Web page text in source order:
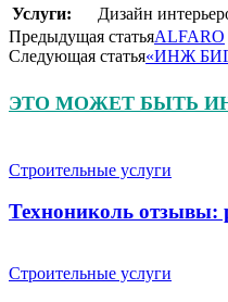
Услуги:
Дизайн
Предыдущая статьяALFARO
Следующая статья«ИНЖ
ЭТО МОЖЕТ БЫТЬ
Строительные услуги
Технониколь отзывы:
Строительные услуги